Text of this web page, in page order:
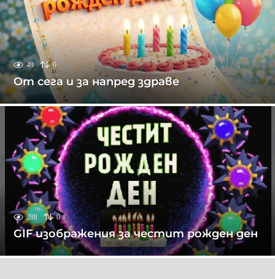
49 0
От сега и за напред здраве
288 0
GIF изображения за честит рожден ден